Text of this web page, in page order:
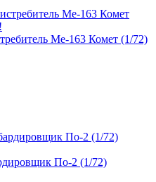
Ме-163 Комет (1/72)
По-2 (1/72)